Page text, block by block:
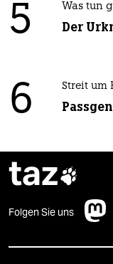
5 Was tun
Der
6 Streit um
taz
Folgen Sie uns